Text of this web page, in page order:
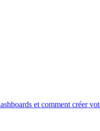
et comment créer